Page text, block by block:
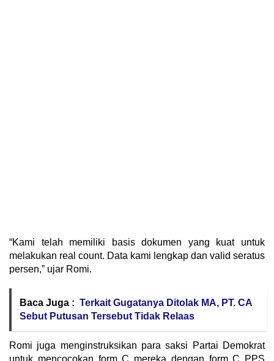
“Kami telah memiliki basis dokumen yang kuat untuk
melakukan real count. Data kami lengkap dan valid seratus
persen,” ujar Romi.
Baca Juga : Terkait Gugatanya Ditolak MA, PT. CA
Sebut Putusan Tersebut Tidak Relaas
Romi juga menginstruksikan para saksi Partai Demokrat